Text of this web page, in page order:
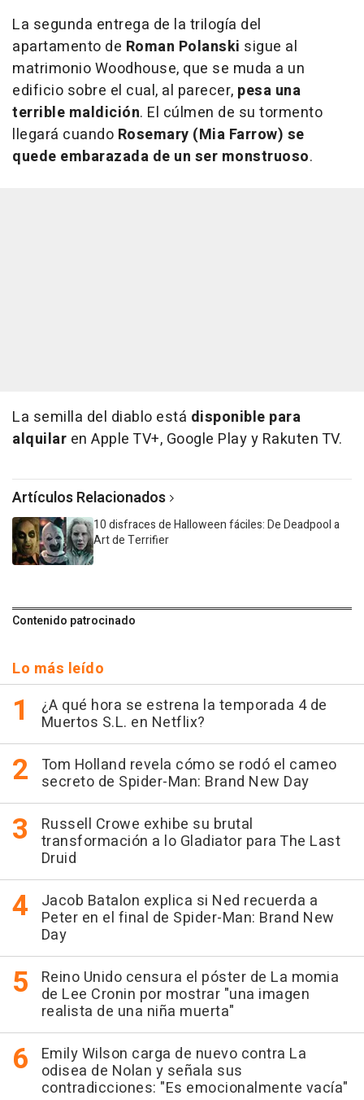
La segunda entrega de la trilogía del
apartamento de Roman Polanski sigue al
matrimonio Woodhouse, que se muda a un
edificio sobre el cual, al parecer, pesa una
terrible maldición. El cúlmen de su tormento
llegará cuando Rosemary (Mia Farrow) se
quede embarazada de un ser monstruoso.
La semilla del diablo está disponible para
alquilar en Apple TV+, Google Play y Rakuten TV.
Artículos Relacionados
10 disfraces de Halloween fáciles: De Deadpool a
Art de Terrifier
Contenido patrocinado
Lo más leído
¿A qué hora se estrena la temporada 4 de
Muertos S.L. en Netflix?
Tom Holland revela cómo se rodó el cameo
secreto de Spider-Man: Brand New Day
Russell Crowe exhibe su brutal
transformación a lo Gladiator para The Last
Druid
Jacob Batalon explica si Ned recuerda a
Peter en el final de Spider-Man: Brand New
Day
Reino Unido censura el póster de La momia
de Lee Cronin por mostrar "una imagen
realista de una niña muerta"
Emily Wilson carga de nuevo contra La
odisea de Nolan y señala sus
contradicciones: "Es emocionalmente vacía"